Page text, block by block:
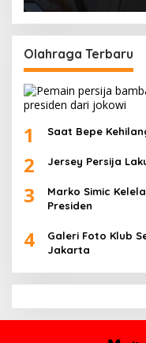
Olahraga Terbaru
1 Saat Bepe
2 Jersey Persija
3
Marko Simic
Presiden
4
Galeri Foto Klub
Jakarta